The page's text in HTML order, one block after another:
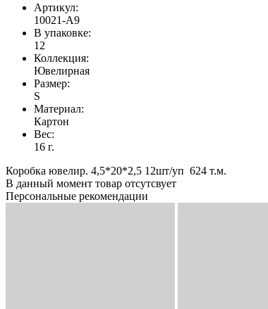
Артикул:
10021-A9
В упаковке:
12
Коллекция:
Ювелирная
Размер:
S
Материал:
Картон
Вес:
16 г.
Коробка ювелир. 4,5*20*2,5 12шт/уп 624 т.м.
В данный момент товар отсутсвует
Персональные рекомендации